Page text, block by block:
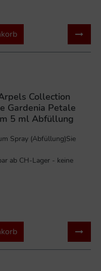
Collection
Gardenia Petale
5 ml Abfüllung
Spray (Abfüllung)Sie
ab CH-Lager - keine